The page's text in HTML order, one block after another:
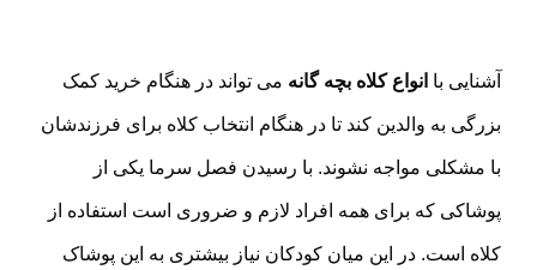
آشنایی با انواع کلاه بچه گانه می تواند در هنگام خرید کمک
بزرگی به والدین کند تا در هنگام انتخاب کلاه برای فرزندشان
با مشکلی مواجه نشوند. با رسیدن فصل سرما یکی از
پوشاکی که برای همه افراد لازم و ضروری است استفاده از
کلاه است. در این میان کودکان نیاز بیشتری به این پوشاک